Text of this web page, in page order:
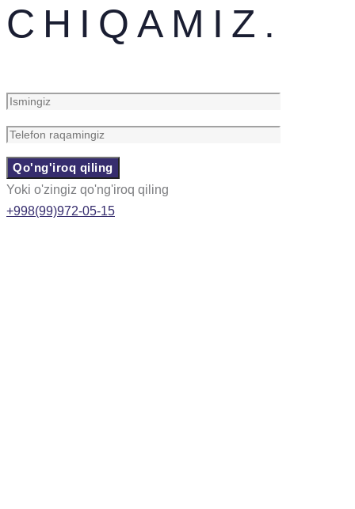
CHIQAMIZ.
Yoki o'zingiz qo'ng'iroq qiling
+998(99)972-05-15